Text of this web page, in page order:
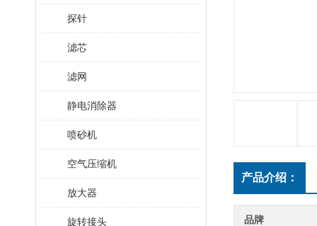
探针
滤芯
滤网
静电消除器
喷砂机
空气压缩机
放大器
旋转接头
产品介绍：
品牌